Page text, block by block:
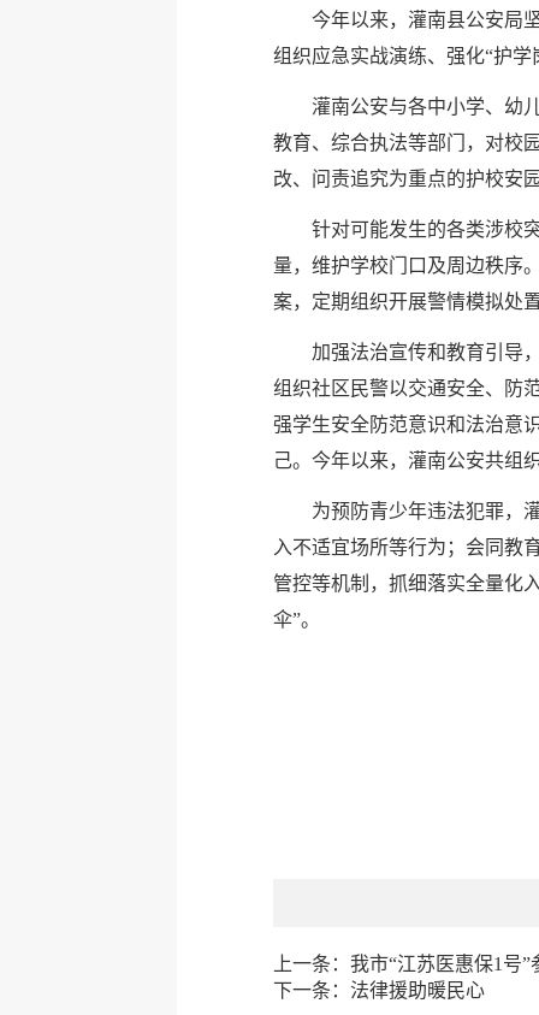
今年以来，灌南县公安局
组织应急实战演练、强化“护
灌南公安与各中小学、幼
教育、综合执法等部门，对校
改、问责追究为重点的护校安
针对可能发生的各类涉校
量，维护学校门口及周边秩序
案，定期组织开展警情模拟处
加强法治宣传和教育引导
组织社区民警以交通安全、防
强学生安全防范意识和法治意
己。今年以来，灌南公安共组
为预防青少年违法犯罪，
入不适宜场所等行为；会同教
管控等机制，抓细落实全量化
伞”。
上一条： 我市“江苏医惠保1号
下一条： 法律援助暖民心